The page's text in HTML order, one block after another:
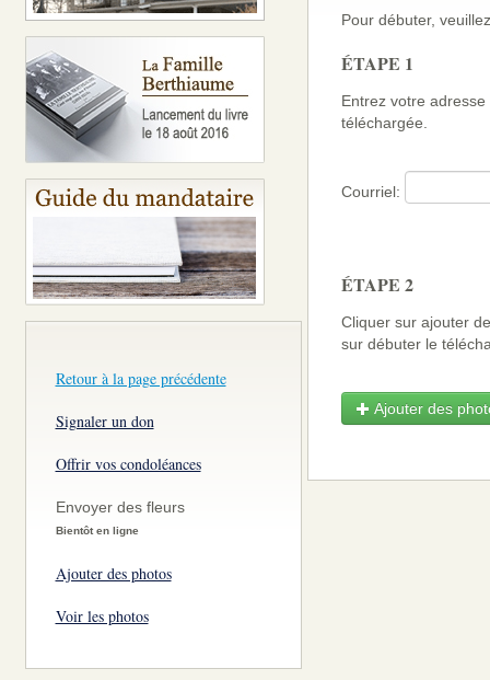
Retour à la page précédente
Signaler un don
Offrir vos condoléances
Envoyer des fleurs
Bientôt en ligne
Ajouter des photos
Voir les photos
Pour débuter,
ÉTAPE 1
Entrez votre
téléchargée.
Courriel:
ÉTAPE 2
Cliquer sur ajouter
sur débuter le
Ajouter des